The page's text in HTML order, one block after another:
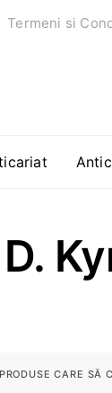
Termeni si
CARE SĂ